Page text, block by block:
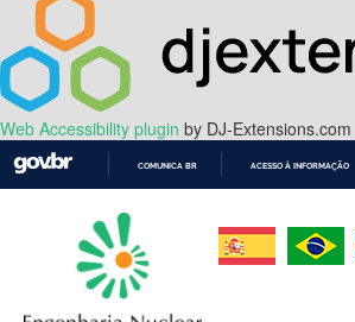
Web Accessibility plugin by DJ-Extensions.com
CONTEÚDO
COMUNICA BR ACESSO À INFORMAÇÃO